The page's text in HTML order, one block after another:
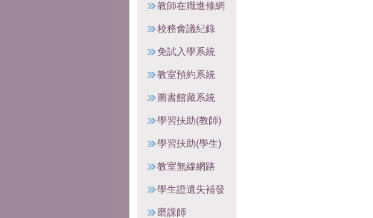
教師在職進修網
校務會議紀錄
免試入學系統
教室預約系統
圖書館藏系統
學習扶助(教師)
學習扶助(學生)
教室無線網路
學生證遺失補發
磨課師